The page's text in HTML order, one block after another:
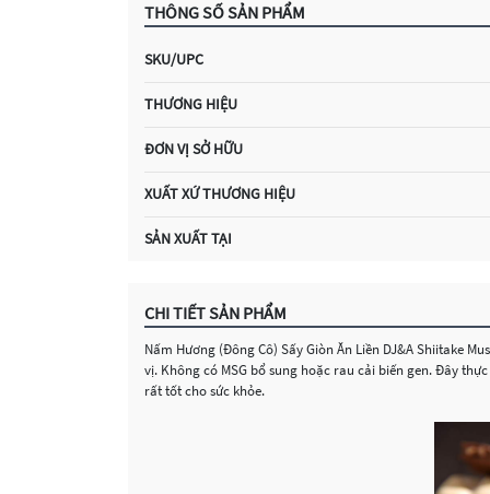
THÔNG SỐ SẢN PHẨM
SKU/UPC
THƯƠNG HIỆU
ĐƠN VỊ SỞ HỮU
XUẤT XỨ THƯƠNG HIỆU
SẢN XUẤT TẠI
CHI TIẾT SẢN PHẨM
Nấm Hương (Đông Cô) Sấy Giòn Ăn Liền DJ&A Shiitake
vị. Không có MSG bổ sung hoặc rau cải biến gen. Đây
rất tốt cho sức khỏe.